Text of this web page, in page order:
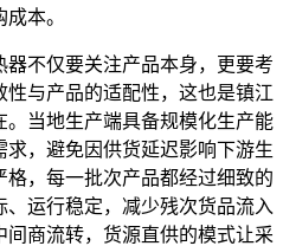
本。
不仅要关注产品本身，更要考
与产品的适配性，这也是镇江
。当地生产端具备规模化生产能
，避免因供货延迟影响下游生
，每一批次产品都经过细致的
运行稳定，减少残次货品流入
商流转，货源直供的模式让采